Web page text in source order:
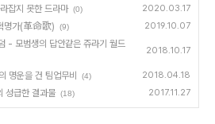
잡지 못한 드라마 (0) 2020.03.17
명가(革命歌) (9) 2019.10.07
- 모범생의 답안같은 쥬라기 월드
2018.10.17
명운을 건 팀업무비 (4) 2018.04.18
성급한 결과물 (18) 2017.11.27